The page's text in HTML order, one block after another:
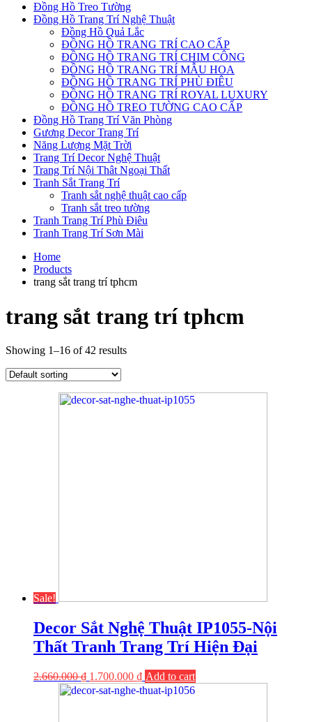
Đồng Hồ Treo Tường
Đồng Hồ Trang Trí Nghệ Thuật
Đồng Hồ Quả Lắc
ĐỒNG HỒ TRANG TRÍ CAO CẤP
ĐỒNG HỒ TRANG TRÍ CHIM CÔNG
ĐỒNG HỒ TRANG TRÍ MẪU HOA
ĐỒNG HỒ TRANG TRÍ PHÙ ĐIÊU
ĐỒNG HỒ TRANG TRÍ ROYAL LUXURY
ĐỒNG HỒ TREO TƯỜNG CAO CẤP
Đồng Hồ Trang Trí Văn Phòng
Gương Decor Trang Trí
Năng Lượng Mặt Trời
Trang Trí Decor Nghệ Thuật
Trang Trí Nội Thât Ngoại Thất
Tranh Sắt Trang Trí
Tranh sắt nghệ thuật cao cấp
Tranh sắt treo tường
Tranh Trang Trí Phù Điêu
Tranh Trang Trí Sơn Mài
Home
Products
trang sắt trang trí tphcm
trang sắt trang trí tphcm
Showing 1–16 of 42 results
Sale!
Decor Sắt Nghệ Thuật IP1055-Nội
Thất Tranh Trang Trí Hiện Đại
2.660.000₫ 1.700.000 ₫ Add to cart